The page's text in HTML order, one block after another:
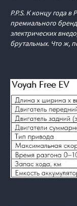
P.P.S. К концу года
премиального
электрических
брутальных. Что ж,